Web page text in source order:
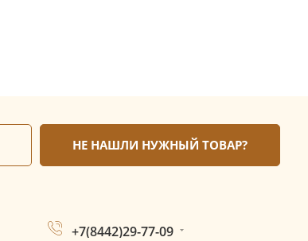
НЕ НАШЛИ НУЖНЫЙ ТОВАР?
+7(8442)29-77-09